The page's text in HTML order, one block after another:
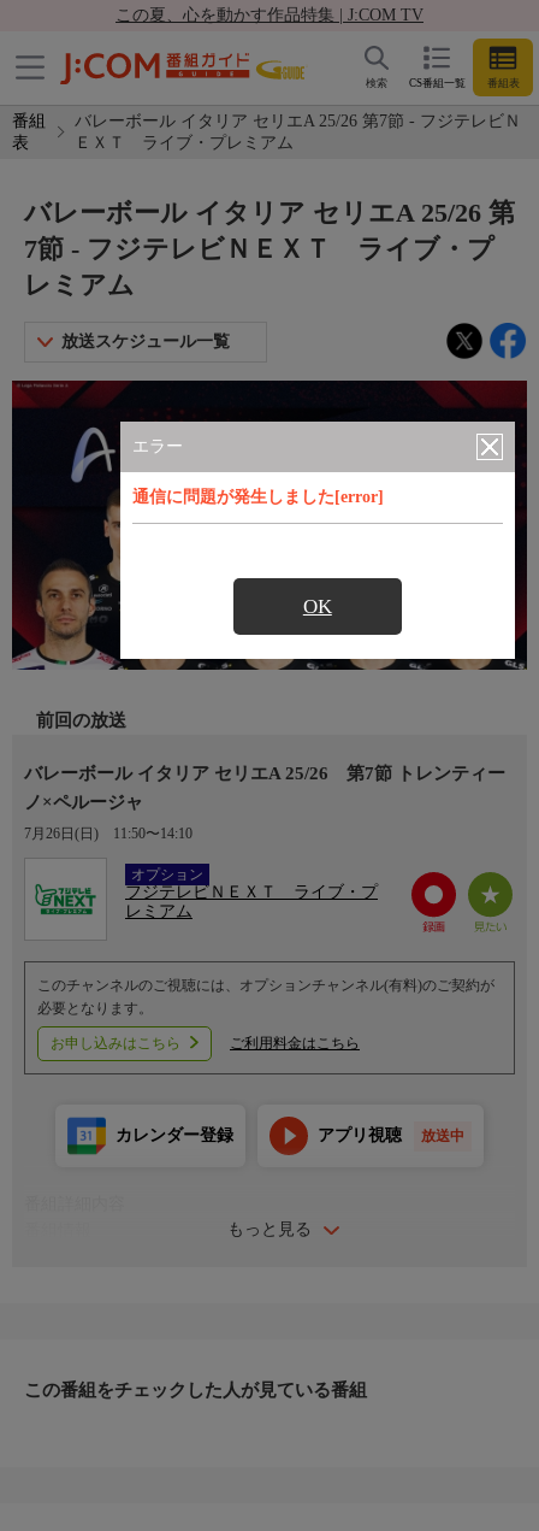
この夏、心を動かす作品特集 | J:COM TV
CS番組一覧 番組表
検索
番組
表
バレーボール イタリア セリエA 25/26 第7節 - フジテレビＮ
ＥＸＴ ライブ・プレミアム
エラー
通信に問題が発生しました[error]
OK
バレーボール イタリア セリエA 25/26 第
7節 - フジテレビＮＥＸＴ ライブ・プ
レミアム
放送スケジュール一覧
前回の放送
バレーボール イタリア セリエA 25/26 第7節 トレンティー
ノ×ペルージャ
7月26日(日) 11:50〜14:10
オプション
Ch.752
フジテレビＮＥＸＴ ライブ・プ
レミアム
このチャンネルのご視聴には、オプションチャンネル(有料)のご契約が
必要となります。
お申し込みはこちら ご利用料金はこちら
もっと見る
カレンダー登録 アプリ視聴 放送中
この番組をチェックした人が見ている番組